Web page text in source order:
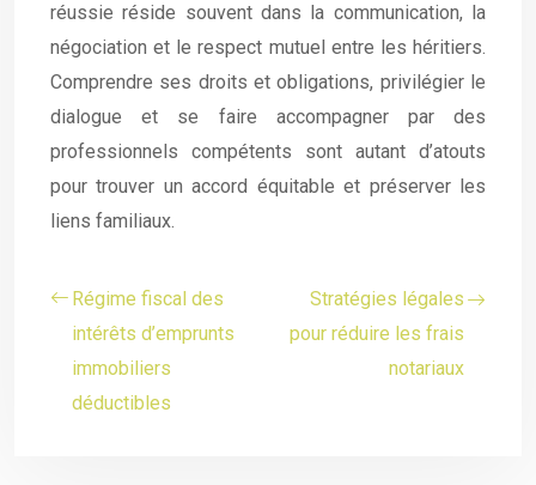
réussie réside souvent dans la communication, la
négociation et le respect mutuel entre les héritiers.
Comprendre ses droits et obligations, privilégier le
dialogue et se faire accompagner par des
professionnels compétents sont autant d’atouts
pour trouver un accord équitable et préserver les
liens familiaux.
Régime fiscal des
intérêts d’emprunts
immobiliers
déductibles
Stratégies légales
pour réduire les frais
notariaux